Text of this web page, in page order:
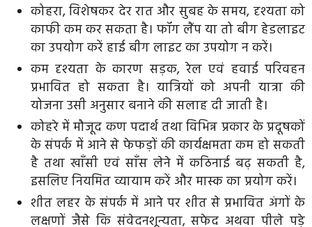
कोहरा, विशेषकर देर रात और सुबह के समय, दृश्यता को
काफी कम कर सकता है। फॉग लैंप या तो बीग हेडलाइट
का उपयोग करें हाई बीग लाइट का उपयोग न करें।
कम दृश्यता के कारण सड़क, रेल एवं हवाई परिवहन
प्रभावित हो सकता है। यात्रियों को अपनी यात्रा की
योजना उसी अनुसार बनाने की सलाह दी जाती है।
कोहरे में मौजूद कण पदार्थ तथा विभिन्न प्रकार के प्रदूषकों
के संपर्क में आने से फेफड़ों की कार्यक्षमता कम हो सकती
है तथा खाँसी एवं साँस लेने में कठिनाई बढ़ सकती है,
इसलिए नियमित व्यायाम करें और मास्क का प्रयोग करें।
शीत लहर के संपर्क में आने पर शीत से प्रभावित अंगों के
लक्षणों जैसे कि संवेदनशून्यता, सफेद अथवा पीले पड़े